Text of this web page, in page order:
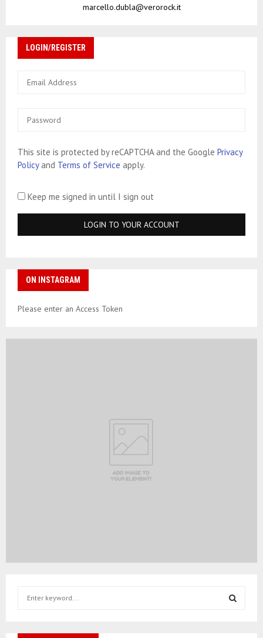
marcello.dubla@verorock.it
LOGIN/REGISTER
This site is protected by reCAPTCHA and the Google Privacy
Policyand Terms of Service apply.
Keep me signed in until I sign out
ON INSTAGRAM
Please enter an Access Token